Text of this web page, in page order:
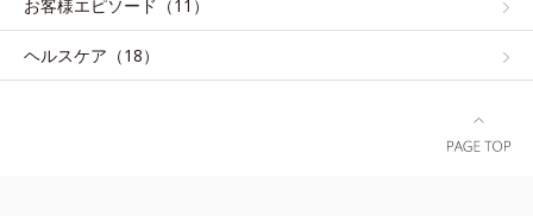
お客様エピソード（11）
ヘルスケア（18）